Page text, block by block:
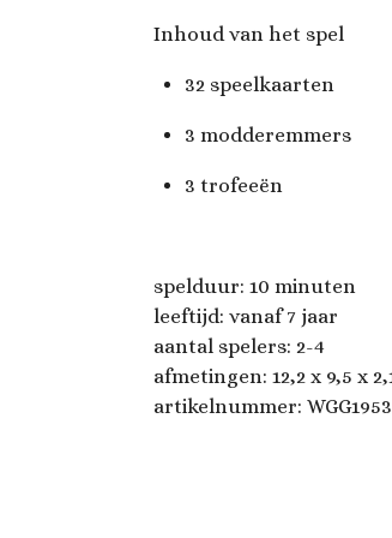
Inhoud van het spel
32 speelkaarten
3 modderemmers
3 trofeeën
spelduur: 10 minuten
leeftijd: vanaf 7 jaar
aantal spelers: 2-4
afmetingen: 12,2 x 9,5 x
artikelnummer: WGG1953